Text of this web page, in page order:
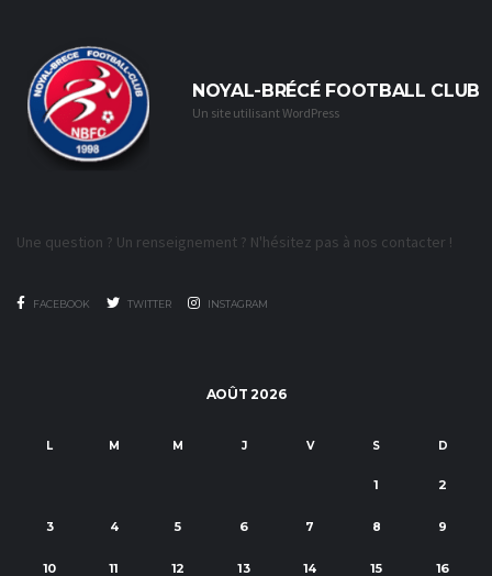
NOYAL-BRÉCÉ FOOTBALL CLUB
Un site utilisant WordPress
Une question ? Un renseignement ? N'hésitez pas à nos contacter !
FACEBOOK TWITTER INSTAGRAM
AOÛT 2026
L M M J V S D
1 2
3 4 5 6 7 8 9
10 11 12 13 14 15 16